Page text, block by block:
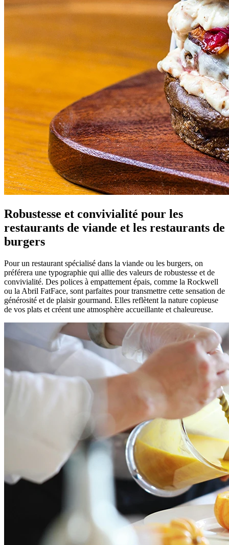
Robustesse et convivialité pour les
restaurants de viande et les restaurants de
burgers
Pour un restaurant spécialisé dans la viande ou les burgers, on
préférera une typographie qui allie des valeurs de robustesse et de
convivialité. Des polices à empattement épais, comme la Rockwell
ou la Abril FatFace, sont parfaites pour transmettre cette sensation de
générosité et de plaisir gourmand. Elles reflètent la nature copieuse
de vos plats et créent une atmosphère accueillante et chaleureuse.